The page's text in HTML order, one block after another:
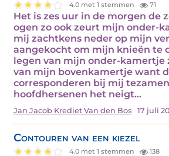
4.0 met 1 stemmen 71
Het is zes uur in de morgen de
ogen zo ook zeurt mijn onder-
mij zachtkens neder op mijn
aangekocht om mijn knieën te
legen van mijn onder-kamertje
van mijn bovenkamertje want
corresponderen bij mij
hoofdhersenen het neigt…
Jan Jacob Krediet Van den Bos 17 juli
Contouren van een kiezel
4.0 met 1 stemmen 138